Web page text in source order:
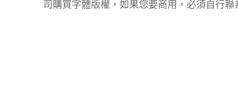
司購買字體版權，如果您要商用，必須自行聯